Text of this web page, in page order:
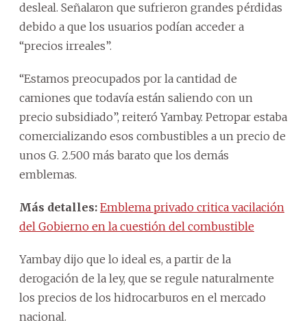
desleal. Señalaron que sufrieron grandes pérdidas
debido a que los usuarios podían acceder a
“precios irreales”.
“Estamos preocupados por la cantidad de
camiones que todavía están saliendo con un
precio subsidiado”, reiteró Yambay. Petropar estaba
comercializando esos combustibles a un precio de
unos G. 2.500 más barato que los demás
emblemas.
Más detalles: Emblema privado critica vacilación
del Gobierno en la cuestión del combustible
Yambay dijo que lo ideal es, a partir de la
derogación de la ley, que se regule naturalmente
los precios de los hidrocarburos en el mercado
nacional.